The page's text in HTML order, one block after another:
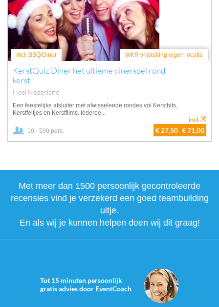
Incl. BBQ/Diner WKR vrijstelling eigen locatie
KerstQuiz Diner het ultieme dinerspel rond
kerst
Heel Nederland
Een feestelijke afsluiter met afwisselende rondes vol Kersthits,
Kerstfeitjes en Kerstfilms. Iederee...
10 - 500 pers. € 27,50 € 71,00
incl.
Met meer dan 1500 persoonlijk gecontroleerde
recensies vind je verzekerd een goed teambuilding
uitje.
En als wij je kunnen helpen doen wij dit graag!
Tot 15 minuten persoonlijk
gratis advies door EventCoach